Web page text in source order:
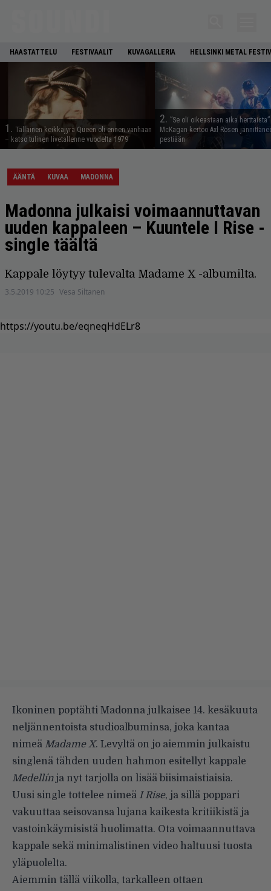
HAASTATTELU FESTIVAALIT KUVAGALLERIA HELLSINKI METAL
1. Tällainen keikkajyrä Queen oli ennen vanhaan
– katso tulinen livetallenne vuodelta 1979
2. ”Se oli oikeastaan aika
McKagan kertoo Axl Rosen
pestiään
ÄÄNTÄ KUVAA MADONNA
Madonna julkaisi voimaannuttavan
uuden kappaleen – Kuuntele I Rise -
single täältä
Kappale löytyy tulevalta Madame X -albumilta.
3.5.2019 10:25 Vesa Siltanen
https://youtu.be/eqneqHdELr8
Ikoninen poptähti Madonna julkaisee 14. kesäkuuta
neljännentoista studioalbuminsa, joka kantaa
nimeä Madame X. Levyltä on jo aiemmin julkaistu
singlenä tähden uuden hahmon esitellyt kappale
Medellín ja nyt tarjolla on lisää biisimaistiaisia.
Uusi single tottelee nimeä I Rise, ja sillä poppari
vakuuttaa seisovansa lujana kaikesta kritiikistä ja
vastoinkäymisistä huolimatta. Ota voimaannuttava
kappale sekä minimalistinen video haltuusi tuosta
yläpuolelta.
Aiemmin tällä viikolla, tarkalleen ottaen